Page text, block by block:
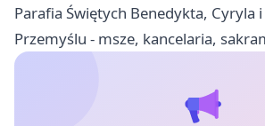
Parafia Świętych Benedykta, Cyryla
Przemyślu - msze, kancelaria,